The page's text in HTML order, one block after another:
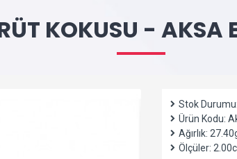
KOKUSU - AKSA
Stok Durumu:
Ürün Kodu:
Ağırlık:
Ölçüler: